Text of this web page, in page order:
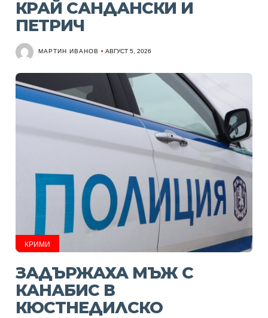
КРАЙ САНДАНСКИ И
ПЕТРИЧ
МАРТИН ИВАНОВ АВГУСТ 5, 2026
КРИМИ
ЗАДЪРЖАХА МЪЖ С
КАНАБИС В
КЮСТНЕДИЛСКО